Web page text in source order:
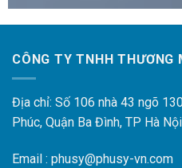
CÔNG TY TNHH THƯƠNG
Địa chỉ: Số 106 nhà 43 ngõ
Phúc, Quận Ba Đình, TP Hà Nội
Email : phusy@phusy-vn.com